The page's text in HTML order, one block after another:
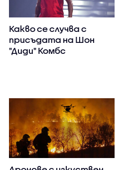
Какво се случва с
присъдата на Шон
"Диди" Комбс